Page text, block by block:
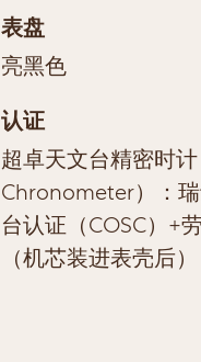
表盘
亮黑色
认证
超卓天文台精密时
Chronometer）：
台认证（COSC）+
（机芯装进表壳后）